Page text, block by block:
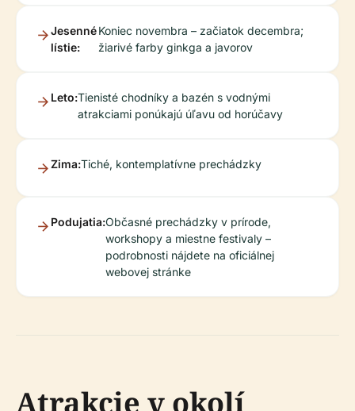
Jesenné
lístie:
Koniec novembra – začiatok decembra;
žiarivé farby ginkga a javorov
Leto:Tienisté chodníky a bazén s vodnými
atrakciami ponúkajú úľavu od horúčavy
Zima:Tiché, kontemplatívne prechádzky
Podujatia:Občasné prechádzky v prírode,
workshopy a miestne festivaly –
podrobnosti nájdete na oficiálnej
webovej stránke
Atrakcie v okolí